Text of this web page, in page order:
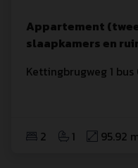
Appartement
slaapkamers en
Kettingbrugweg 1
2 1 95.92